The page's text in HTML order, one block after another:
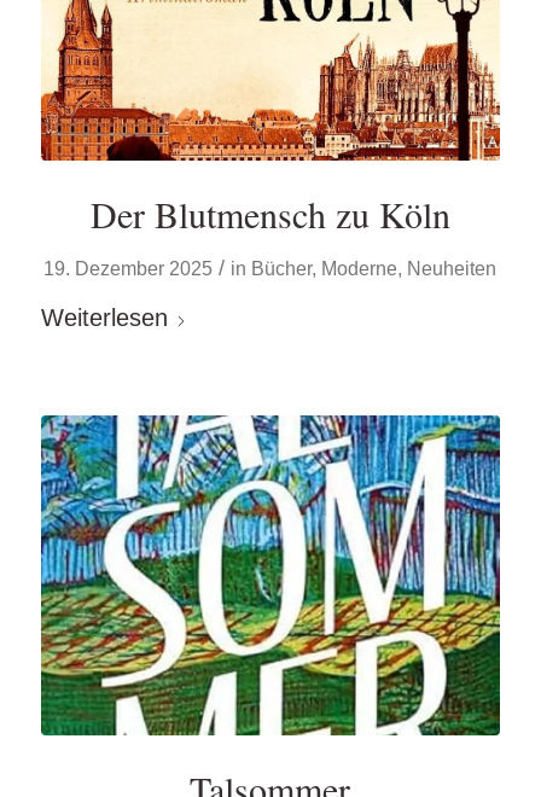
Der Blutmensch zu Köln
19. Dezember 2025 / in Bücher, Moderne, Neuheiten
Weiterlesen